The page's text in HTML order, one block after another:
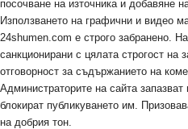
посочване на източника и добавяне
Използването на графични и видео
24shumen.com е строго забранено.
санкционирани с цялата строгост на
отговорност за съдържанието на
Администраторите на сайта
блокират публикуването им.
на добрия тон.